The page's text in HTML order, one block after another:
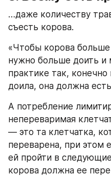
…даже количеству
съесть корова.
«Чтобы корова
нужно больше доить
практике так,
доила, она должна
А потребление
непереваримая
— это та клетчатка,
переварена, при этом
ей пройти в
корова должна ее